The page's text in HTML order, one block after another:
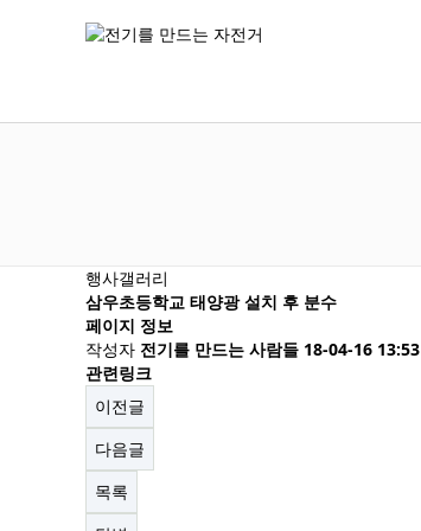
행사갤러리
삼우초등학교 태양광 설치 후 분수
페이지 정보
작성자 전기를 만드는 사람들 18-04-16 13:53
관련링크
이전글
다음글
목록